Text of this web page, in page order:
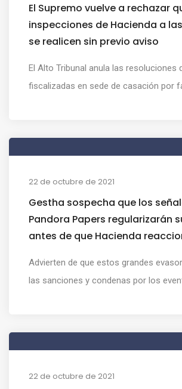
El Supremo vuelve a rechazar
inspecciones de Hacienda a
se realicen sin previo aviso
El Alto Tribunal anula las resoluciones
fiscalizadas en sede de casación por
22 de octubre de 2021
Gestha sospecha que los
Pandora Papers regularizarán
antes de que Hacienda
Advierten de que estos grandes
las sanciones y condenas por los
22 de octubre de 2021